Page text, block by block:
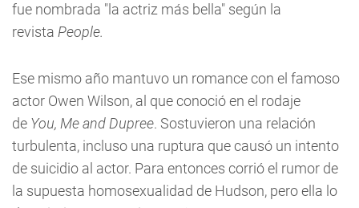
fue nombrada "la actriz más bella" según la
revista People.
Ese mismo año mantuvo un romance con el famoso
actor Owen Wilson, al que conoció en el rodaje
de You, Me and Dupree. Sostuvieron una relación
turbulenta, incluso una ruptura que causó un intento
de suicidio al actor. Para entonces corrió el rumor de
la supuesta homosexualidad de Hudson, pero ella lo